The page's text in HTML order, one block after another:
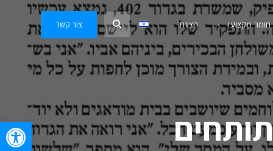
חומר מקצועי הצוות צור קשר